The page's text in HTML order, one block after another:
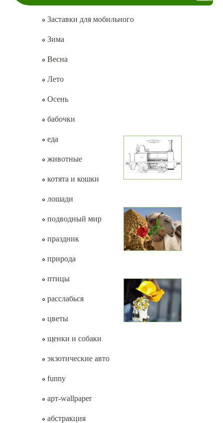
Заставки для мобильного
Зима
Весна
Лето
Осень
бабочки
еда
животные
котята и кошки
лошади
подводный мир
праздник
природа
птицы
расслабься
цветы
щенки и собаки
экзотические авто
funny
арт-wallpaper
абстракция